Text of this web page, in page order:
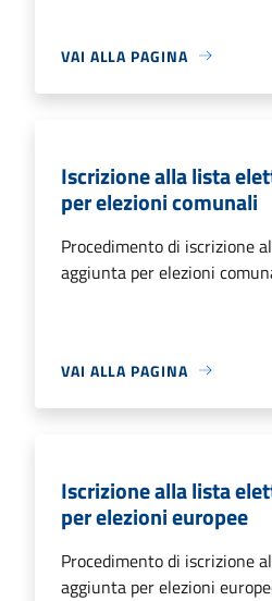
VAI ALLA PAGINA
Iscrizione alla lista
per elezioni comunali
Procedimento di iscrizione
aggiunta per elezioni
VAI ALLA PAGINA
Iscrizione alla lista
per elezioni europee
Procedimento di iscrizione
aggiunta per elezioni